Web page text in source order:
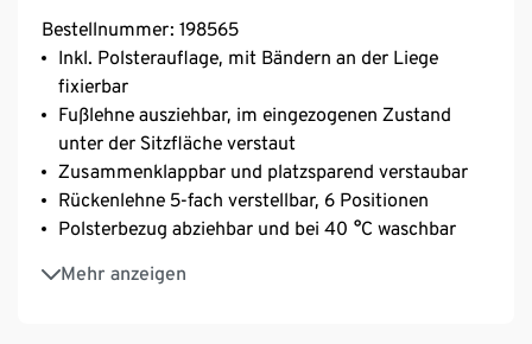
Bestellnummer: 198565
Inkl. Polsterauflage, mit Bändern an der Liege
fixierbar
Fußlehne ausziehbar, im eingezogenen Zustand
unter der Sitzfläche verstaut
Zusammenklappbar und platzsparend verstaubar
Rückenlehne 5-fach verstellbar, 6 Positionen
Polsterbezug abziehbar und bei 40 °C waschbar
Mehr anzeigen
Aus Akazienholz in Teakoptik, geölt
Inkl. Bodenschonern